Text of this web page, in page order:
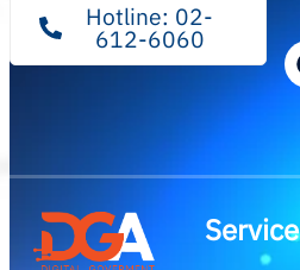
Hotline: 02-
612-6060
Service